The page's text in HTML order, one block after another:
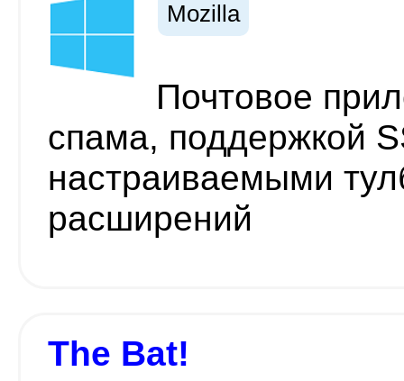
Mozilla
Почтовое
спама, поддержкой
настраиваемыми
расширений
The Bat!